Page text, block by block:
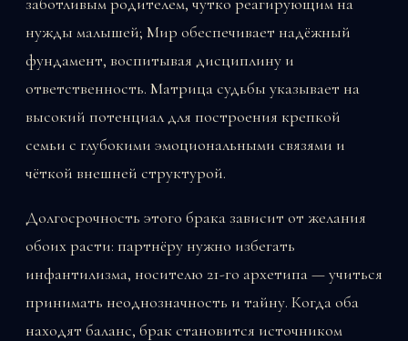
нужды малышей; Мир обеспечивает надёжный
фундамент, воспитывая дисциплину и
ответственность. Матрица судьбы указывает на
высокий потенциал для построения крепкой
семьи с глубокими эмоциональными связями и
чёткой внешней структурой.
Долгосрочность этого брака зависит от желания
обоих расти: партнёру нужно избегать
инфантилизма, носителю 21-го архетипа — учиться
принимать неоднозначность и тайну. Когда оба
находят баланс, брак становится источником